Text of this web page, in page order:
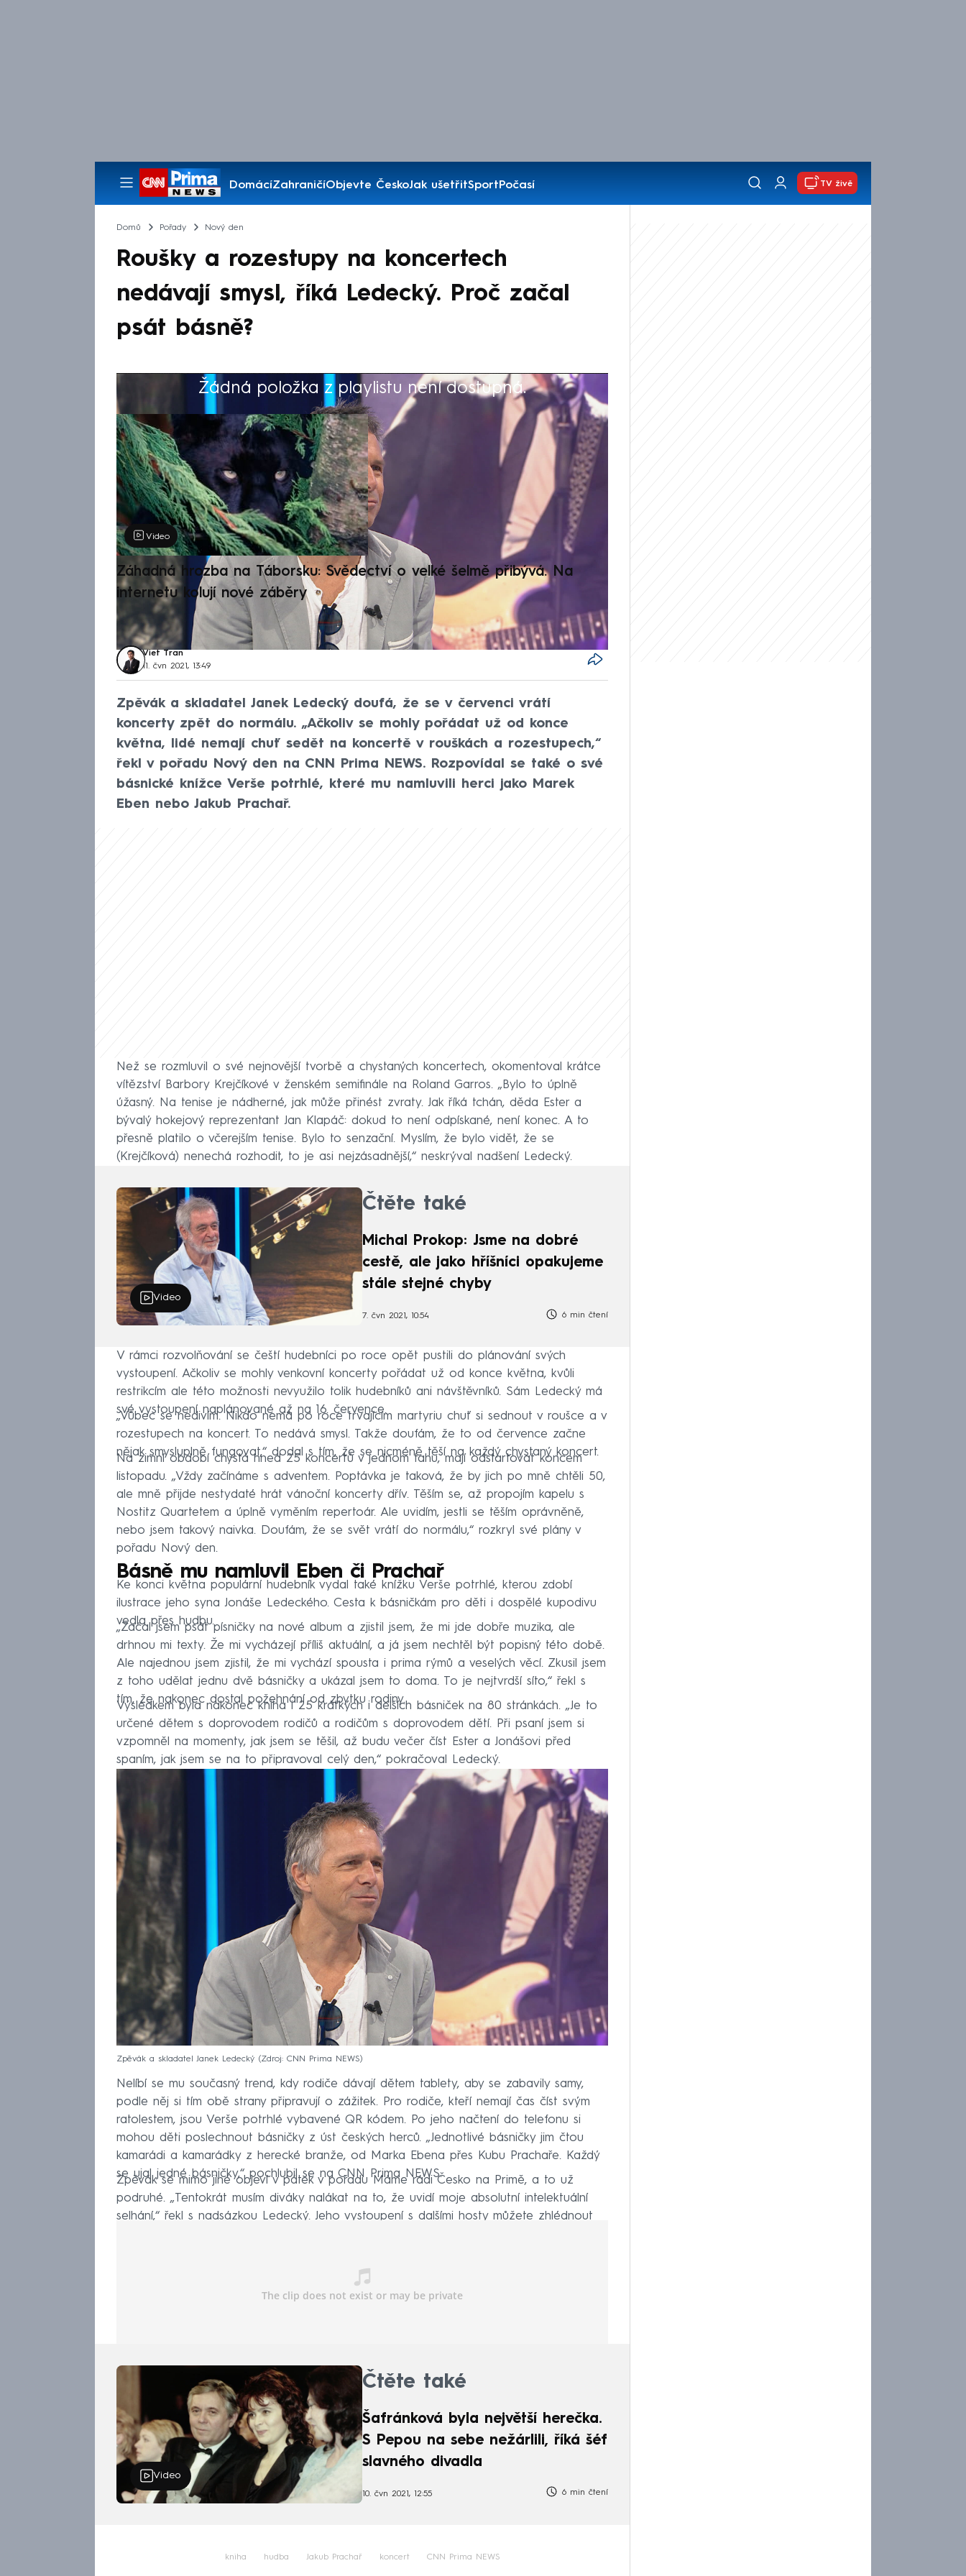
DomácíZahraničíObjevte ČeskoJak ušetřitSportPočasí
Pořady
TV živě
Domů Pořady Nový den
Roušky a rozestupy na koncertech
nedávají smysl, říká Ledecký. Proč začal
psát básně?
Žádná položka z playlistu není dostupná.
Výběr redakce
Video
Záhadná hrozba na Táborsku: Svědectví o velké šelmě přibývá. Na
internetu kolují nové záběry
Viet Tran
11. čvn 2021, 13:49
Zpěvák a skladatel Janek Ledecký doufá, že se v červenci vrátí
koncerty zpět do normálu. „Ačkoliv se mohly pořádat už od konce
května, lidé nemají chuť sedět na koncertě v rouškách a rozestupech,“
řekl v pořadu Nový den na CNN Prima NEWS. Rozpovídal se také o své
básnické knížce Verše potrhlé, které mu namluvili herci jako Marek
Eben nebo Jakub Prachař.
Než se rozmluvil o své nejnovější tvorbě a chystaných koncertech, okomentoval krátce
vítězství Barbory Krejčíkové v ženském semifinále na Roland Garros. „Bylo to úplně
úžasný. Na tenise je nádherné, jak může přinést zvraty. Jak říká tchán, děda Ester a
bývalý hokejový reprezentant Jan Klapáč: dokud to není odpískané, není konec. A to
přesně platilo o včerejším tenise. Bylo to senzační. Myslím, že bylo vidět, že se
(Krejčíková) nenechá rozhodit, to je asi nejzásadnější,“ neskrýval nadšení Ledecký.
Video
Čtěte také
Michal Prokop: Jsme na dobré
cestě, ale jako hříšníci opakujeme
stále stejné chyby
7. čvn 2021, 10:54 6 min čtení
V rámci rozvolňování se čeští hudebníci po roce opět pustili do plánování svých
vystoupení. Ačkoliv se mohly venkovní koncerty pořádat už od konce května, kvůli
restrikcím ale této možnosti nevyužilo tolik hudebníků ani návštěvníků. Sám Ledecký má
své vystoupení naplánované až na 16. července.
„Vůbec se nedivím. Nikdo nemá po roce trvajícím martyriu chuť si sednout v roušce a v
rozestupech na koncert. To nedává smysl. Takže doufám, že to od července začne
nějak smysluplně fungovat,“ dodal s tím, že se nicméně těší na každý chystaný koncert.
Na zimní období chystá hned 25 koncertů v jednom tahu, mají odstartovat koncem
listopadu. „Vždy začínáme s adventem. Poptávka je taková, že by jich po mně chtěli 50,
ale mně přijde nestydaté hrát vánoční koncerty dřív. Těším se, až propojím kapelu s
Nostitz Quartetem a úplně vyměním repertoár. Ale uvidím, jestli se těším oprávněně,
nebo jsem takový naivka. Doufám, že se svět vrátí do normálu,“ rozkryl své plány v
pořadu Nový den.
Básně mu namluvil Eben či Prachař
Ke konci května populární hudebník vydal také knížku Verše potrhlé, kterou zdobí
ilustrace jeho syna Jonáše Ledeckého. Cesta k básničkám pro děti i dospělé kupodivu
vedla přes hudbu.
„Začal jsem psát písničky na nové album a zjistil jsem, že mi jde dobře muzika, ale
drhnou mi texty. Že mi vycházejí příliš aktuální, a já jsem nechtěl být popisný této době.
Ale najednou jsem zjistil, že mi vychází spousta i prima rýmů a veselých věcí. Zkusil jsem
z toho udělat jednu dvě básničky a ukázal jsem to doma. To je nejtvrdší síto,“ řekl s
tím, že nakonec dostal požehnání od zbytku rodiny.
Výsledkem byla nakonec kniha i 25 krátkých i delších básniček na 80 stránkách. „Je to
určené dětem s doprovodem rodičů a rodičům s doprovodem dětí. Při psaní jsem si
vzpomněl na momenty, jak jsem se těšil, až budu večer číst Ester a Jonášovi před
spaním, jak jsem se na to připravoval celý den,“ pokračoval Ledecký.
Zpěvák a skladatel Janek Ledecký Zdroj: CNN Prima NEWS
Nelíbí se mu současný trend, kdy rodiče dávají dětem tablety, aby se zabavily samy,
podle něj si tím obě strany připravují o zážitek. Pro rodiče, kteří nemají čas číst svým
ratolestem, jsou Verše potrhlé vybavené QR kódem. Po jeho načtení do telefonu si
mohou děti poslechnout básničky z úst českých herců. „Jednotlivé básničky jim čtou
kamarádi a kamarádky z herecké branže, od Marka Ebena přes Kubu Prachaře. Každý
se ujal jedné básničky,“ pochlubil se na CNN Prima NEWS.
Zpěvák se mimo jiné objeví v pátek v pořadu Máme rádi Česko na Primě, a to už
podruhé. „Tentokrát musím diváky nalákat na to, že uvidí moje absolutní intelektuální
selhání,“ řekl s nadsázkou Ledecký. Jeho vystoupení s dalšími hosty můžete zhlédnout
Video
Čtěte také
Šafránková byla největší herečka.
S Pepou na sebe nežárlili, říká šéf
slavného divadla
10. čvn 2021, 12:55 6 min čtení
kniha hudba Jakub Prachař koncert CNN Prima NEWS